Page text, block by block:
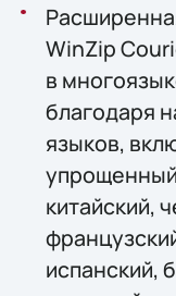
WinZip
в
благодаря
языков,
китайский,
испанский,